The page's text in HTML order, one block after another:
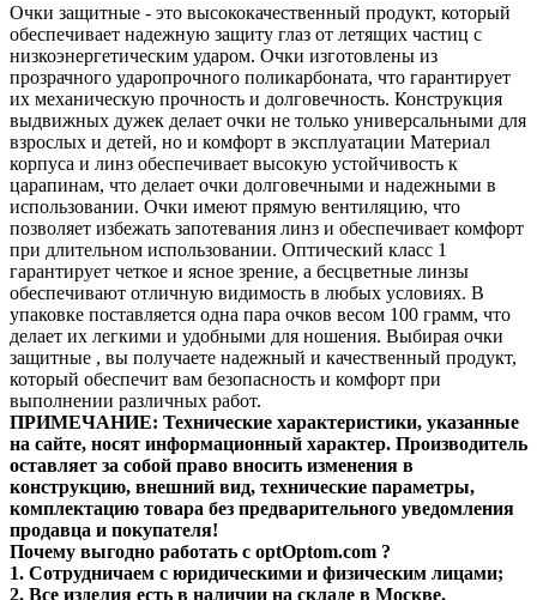
Очки защитные - это высококачественный продукт, который
обеспечивает надежную защиту глаз от летящих частиц с
низкоэнергетическим ударом. Очки изготовлены из
прозрачного ударопрочного поликарбоната, что гарантирует
их механическую прочность и долговечность. Конструкция
выдвижных дужек делает очки не только универсальными для
взрослых и детей, но и комфорт в эксплуатации Материал
корпуса и линз обеспечивает высокую устойчивость к
царапинам, что делает очки долговечными и надежными в
использовании. Очки имеют прямую вентиляцию, что
позволяет избежать запотевания линз и обеспечивает комфорт
при длительном использовании. Оптический класс 1
гарантирует четкое и ясное зрение, а бесцветные линзы
обеспечивают отличную видимость в любых условиях. В
упаковке поставляется одна пара очков весом 100 грамм, что
делает их легкими и удобными для ношения. Выбирая очки
защитные , вы получаете надежный и качественный продукт,
который обеспечит вам безопасность и комфорт при
выполнении различных работ.
ПРИМЕЧАНИЕ: Технические характеристики, указанные
на сайте, носят информационный характер. Производитель
оставляет за собой право вносить изменения в
конструкцию, внешний вид, технические параметры,
комплектацию товара без предварительного уведомления
продавца и покупателя!
Почему выгодно работать с optOptom.com ?
1. Сотрудничаем с юридическими и физическим лицами;
2. Все изделия есть в наличии на складе в Москве.